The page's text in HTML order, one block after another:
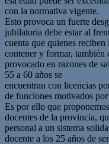
con la normativa vigente.
Esto provoca un fuerte
jubilatoria debe estar al
cuenta que quienes
contener y formar, también
provocado en razones de
55 a 60 años se
encuentran con licencias
de funciones motivados por
Es por ello que
docentes de la provincia,
personal a un sistema
docente a los 25 años de